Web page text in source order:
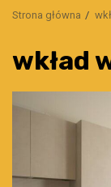
Strona główna
wkład